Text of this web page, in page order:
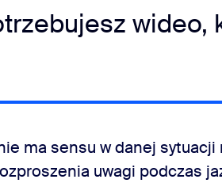
wideo,
ma sensu w danej sytuacji
uwagi podczas